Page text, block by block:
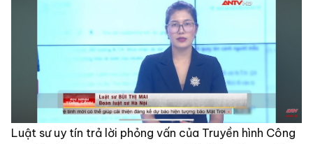
Luật sư uy tín trả lời phỏng vấn của Truyền hình Công